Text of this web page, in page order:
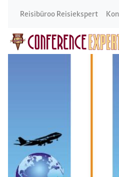
Reisibüroo Reisiekspert